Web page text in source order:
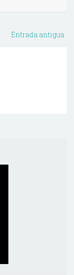
Entrada antigua